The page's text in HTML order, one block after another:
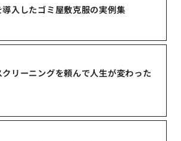
入したゴミ屋敷克服の実例集
リーニングを頼んで人生が変わった